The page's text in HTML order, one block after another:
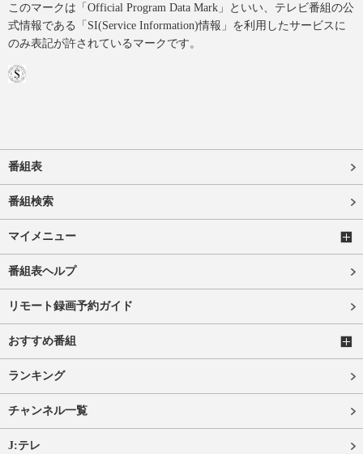
このマークは「Official Program Data Mark」といい、テレビ番組の公
式情報である「SI(Service Information)情報」を利用したサービスに
のみ表記が許されているマークです。
番組表
番組検索
マイメニュー
番組表ヘルプ
リモート録画予約ガイド
おすすめ番組
ランキング
チャンネル一覧
J:テレ